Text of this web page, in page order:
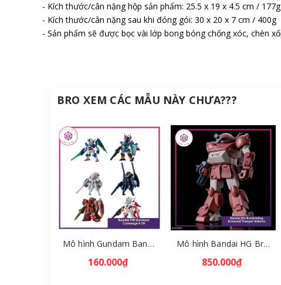
- Kích thước/cân nặng hộp sản phẩm: 25.5 x 19 x 4.5 cm / 177g
- Kích thước/cân nặng sau khi đóng gói: 30 x 20 x 7 cm / 400g
- Sản phẩm sẽ được bọc vài lớp bong bóng chống xóc, chèn
BRO XEM CÁC MẪU NÀY CHƯA???
Mô hình Gundam Bandai FW Gundam Converge # 29 Full Set [GDB] [FCH]
160.000₫
Mô hình Bandai HG Brutishdog - Armored Trooper Votoms [GDB] [BHG]
850.000₫